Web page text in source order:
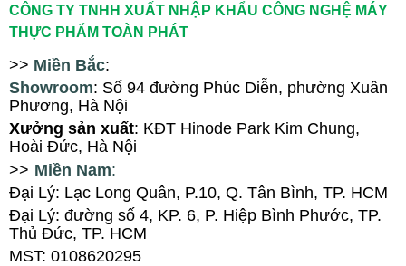
CÔNG TY TNHH XUẤT NHẬP KHẨU CÔNG NGHỆ MÁY
THỰC PHẨM TOÀN PHÁT
>> Miền Bắc:
Showroom: Số 94 đường Phúc Diễn, phường Xuân
Phương, Hà Nội
Xưởng sản xuất: KĐT Hinode Park Kim Chung,
Hoài Đức, Hà Nội
>> Miền Nam:
Đại Lý: Lạc Long Quân, P.10, Q. Tân Bình, TP. HCM
Đại Lý: đường số 4, KP. 6, P. Hiệp Bình Phước, TP.
Thủ Đức, TP. HCM
MST: 0108620295